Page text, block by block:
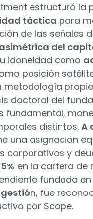
estructuró la
táctica para
de las señales
del
idoneidad como
posición
metodología
doctoral del
fundamental,
distintos.A
una asignación
corporativos y
en la cartera de
fundada en
, fue
por Scope.